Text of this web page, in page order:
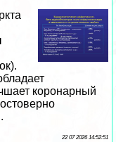
коронарный
22 07 2026 14:52:51